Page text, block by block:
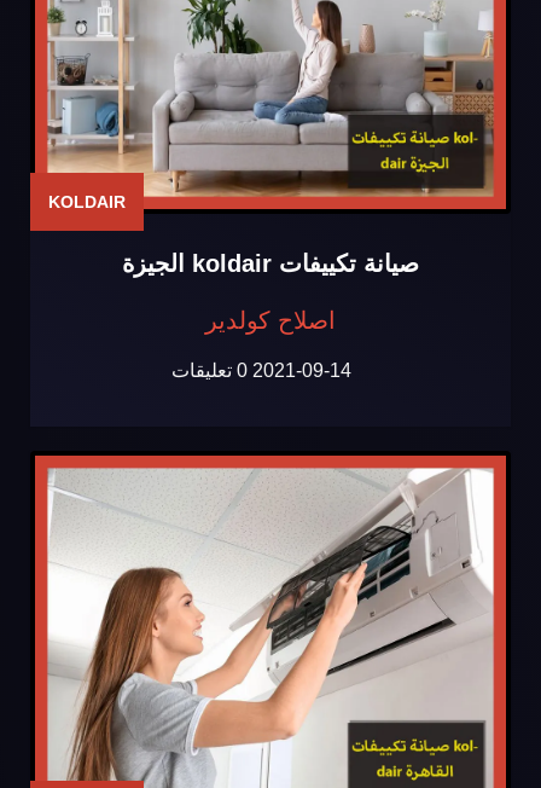
KOLDAIR
صيانة تكييفات koldair الجيزة
اصلاح كولدير
2021-09-14 0 تعليقات